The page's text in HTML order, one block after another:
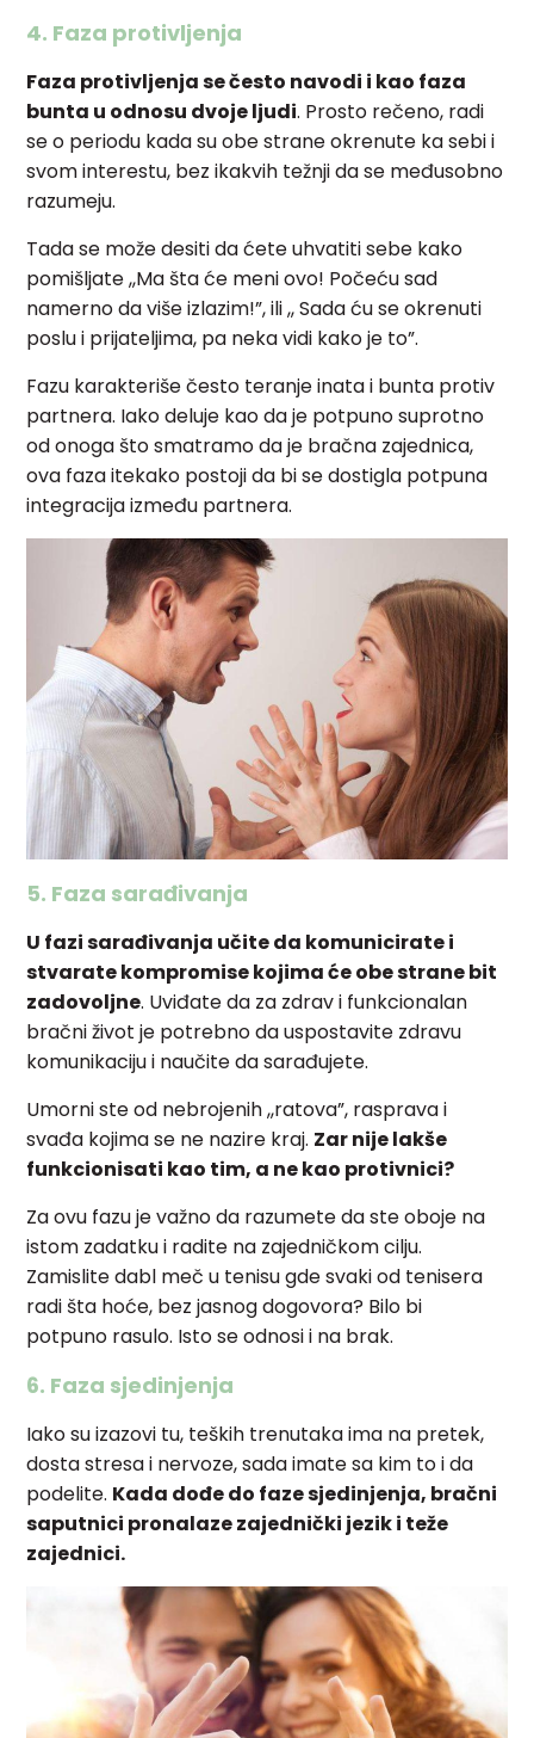
4. Faza protivljenja
Faza protivljenja se često navodi i kao faza
bunta u odnosu dvoje ljudi. Prosto rečeno, radi
se o periodu kada su obe strane okrenute ka sebi i
svom interestu, bez ikakvih težnji da se međusobno
razumeju.
Tada se može desiti da ćete uhvatiti sebe kako
pomišljate ,,Ma šta će meni ovo! Počeću sad
namerno da više izlazim!”, ili ,, Sada ću se okrenuti
poslu i prijateljima, pa neka vidi kako je to”.
Fazu karakteriše često teranje inata i bunta protiv
partnera. Iako deluje kao da je potpuno suprotno
od onoga što smatramo da je bračna zajednica,
ova faza itekako postoji da bi se dostigla potpuna
integracija između partnera.
5. Faza sarađivanja
U fazi sarađivanja učite da komunicirate i
stvarate kompromise kojima će obe strane bit
zadovoljne. Uviđate da za zdrav i funkcionalan
bračni život je potrebno da uspostavite zdravu
komunikaciju i naučite da sarađujete.
Umorni ste od nebrojenih ,,ratova”, rasprava i
svađa kojima se ne nazire kraj. Zar nije lakše
funkcionisati kao tim, a ne kao protivnici?
Za ovu fazu je važno da razumete da ste oboje na
istom zadatku i radite na zajedničkom cilju.
Zamislite dabl meč u tenisu gde svaki od tenisera
radi šta hoće, bez jasnog dogovora? Bilo bi
potpuno rasulo. Isto se odnosi i na brak.
6. Faza sjedinjenja
Iako su izazovi tu, teških trenutaka ima na pretek,
dosta stresa i nervoze, sada imate sa kim to i da
podelite. Kada dođe do faze sjedinjenja, bračni
saputnici pronalaze zajednički jezik i teže
zajednici.